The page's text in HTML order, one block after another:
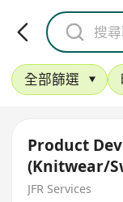
全部篩選
Product
(Knitwear/
JFR Services